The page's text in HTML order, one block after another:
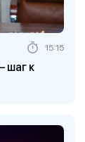
шаг к
15:15